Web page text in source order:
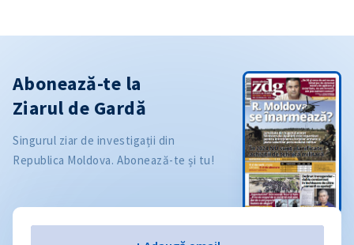
Abonează-te la
Ziarul de Gardă
Singurul ziar de investigații din
Republica Moldova. Abonează-te și tu!